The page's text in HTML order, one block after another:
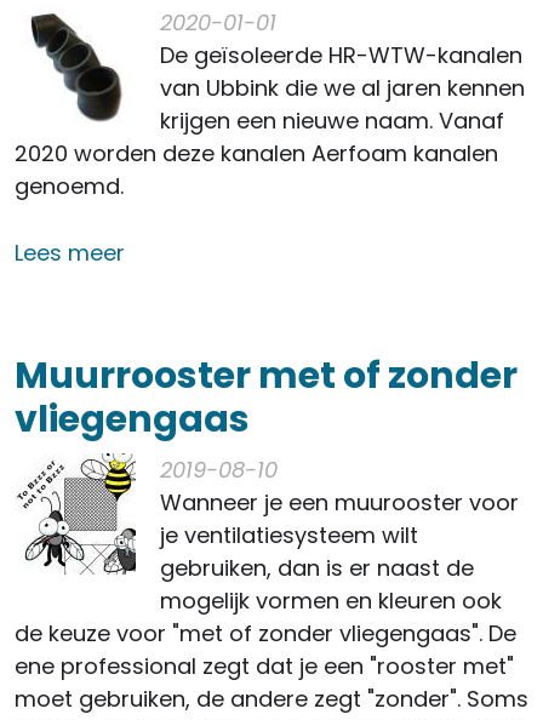
2020-01-01
De geïsoleerde HR-WTW-kanalen
van Ubbink die we al jaren kennen
krijgen een nieuwe naam. Vanaf
2020 worden deze kanalen Aerfoam kanalen
genoemd.
Lees meer
Muurrooster met of zonder
vliegengaas
2019-08-10
Wanneer je een muurooster voor
je ventilatiesysteem wilt
gebruiken, dan is er naast de
mogelijk vormen en kleuren ook
de keuze voor "met of zonder vliegengaas". De
ene professional zegt dat je een "rooster met"
moet gebruiken, de andere zegt "zonder". Soms